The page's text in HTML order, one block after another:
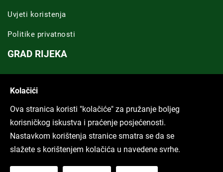
Uvjeti koristenja
Politike privatnosti
GRAD RIJEKA
ARHIVA TEKSTOVA
Svi tekstovi
Kolačići
Ova stranica koristi "kolačiće" za pružanje boljeg
korisničkog iskustva i praćenje posjećenosti.
Nastavkom korištenja stranice smatra se da se
slažete s korištenjem kolačića u navedene svrhe.